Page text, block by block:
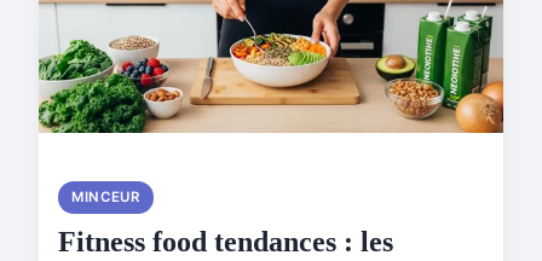
MINCEUR
Fitness food tendances : les